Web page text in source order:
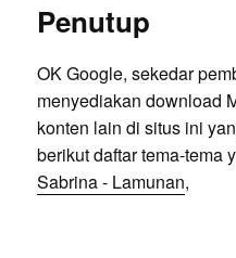
Penutup
OK Google, sekedar
menyediakan download
konten lain di situs ini
berikut daftar tema-tema
Sabrina - Lamunan,